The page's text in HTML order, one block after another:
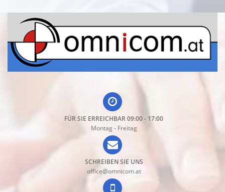
Inhalt
FÜR SIE ERREICHBAR 09:00 - 17:00
Montag - Freitag
SCHREIBEN SIE UNS
office@omnicom.at